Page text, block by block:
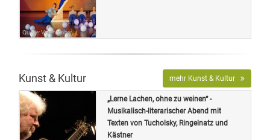
Quelle: Veranstalter
Kunst & Kultur mehr Kunst & Kultur
„Lerne Lachen, ohne zu weinen“ -
Musikalisch-literarischer Abend mit
Texten von Tucholsky, Ringelnatz und
Kästner